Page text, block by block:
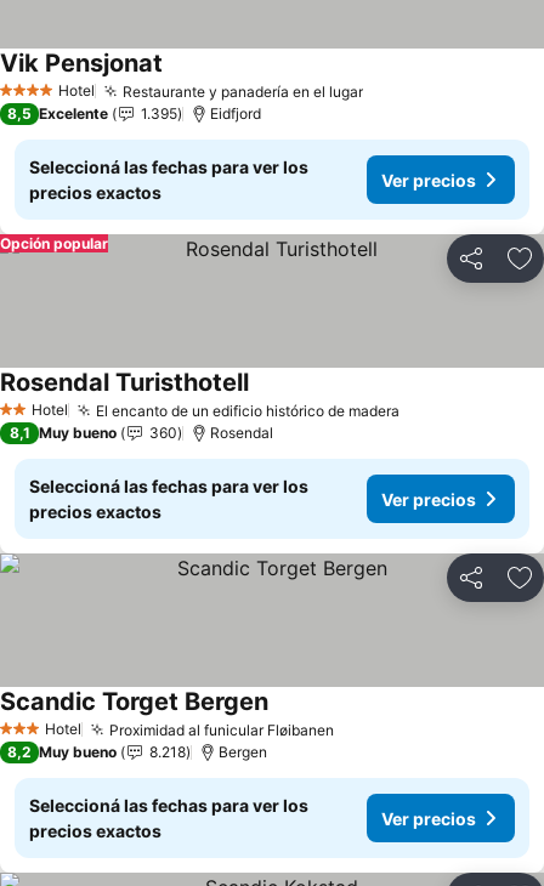
4 EstrellasHotel Restaurante y panadería en el lugar
Vik Pensjonat
8,5 Excelente 1.395 Eidfjord
Seleccioná las fechas para ver los
precios exactos
Ver precios
Compartir
Opción popular
2 Estrellas
Hotel El encanto de un edificio histórico de madera
Rosendal Turisthotell
8,1 Muy bueno 360 Rosendal
Seleccioná las fechas para ver los
precios exactos
Ver precios
Compartir
3 Estrellas
Hotel Proximidad al funicular Fløibanen
Scandic Torget Bergen
8,2 Muy bueno 8.218 Bergen
Seleccioná las fechas para ver los
precios exactos
Ver precios